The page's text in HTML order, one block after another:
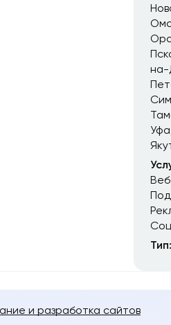
на-
Уфа
Тип:
и разработка сайтов